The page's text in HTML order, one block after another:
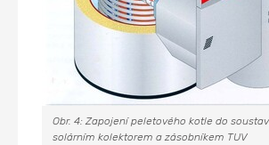
Obr. 4: Zapojení peletového kotle do
solárním kolektorem a zásobníkem TUV